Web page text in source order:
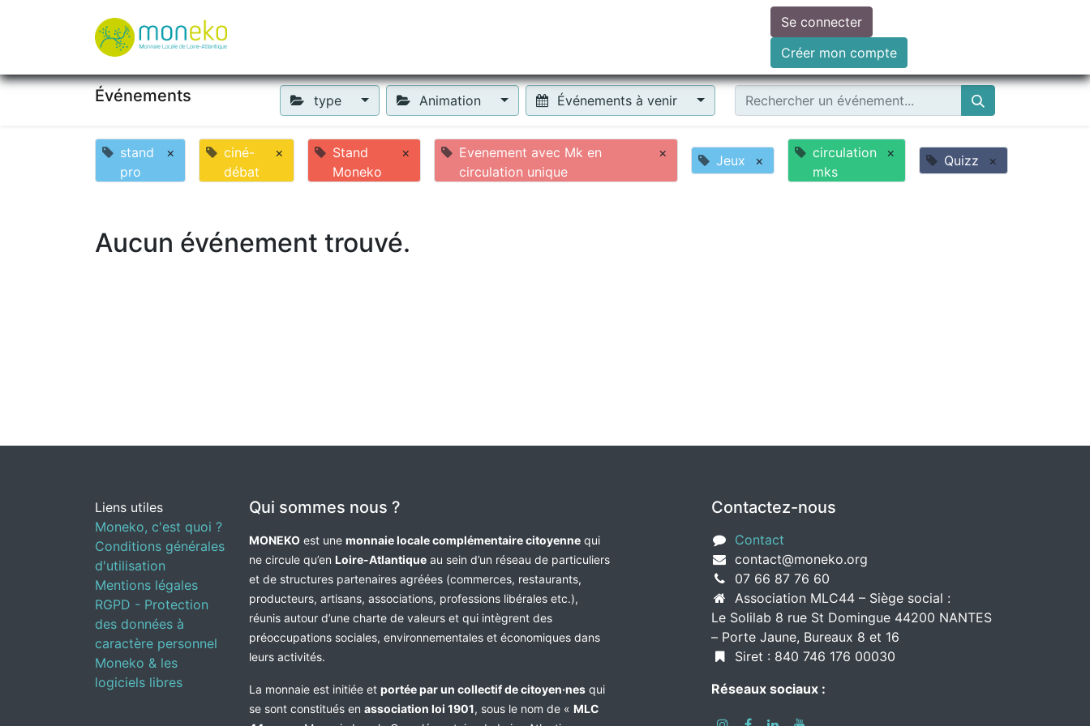
Faire un don
Se connecter
Créer mon compte
Événements type Animation Événements à venir
stand
pro
×
ciné-
débat
×
Stand
Moneko
×
Evenement avec Mk en
circulation unique
× Jeux ×
circulation
mks
× Quizz ×
Aucun événement trouvé.
Liens utiles
Moneko, c'est quoi ?
Conditions générales
d'utilisation
Mentions légales
RGPD - Protection
des données à
caractère personnel
Moneko & les
logiciels libres
Qui sommes nous ?
MONEKO est une monnaie locale complémentaire citoyenne qui
ne circule qu’en Loire-Atlantique au sein d’un réseau de particuliers
et de structures partenaires agréées (commerces, restaurants,
producteurs, artisans, associations, professions libérales etc.),
réunis autour d’une charte de valeurs et qui intègrent des
préoccupations sociales, environnementales et économiques dans
leurs activités.
La monnaie est initiée et portée par un collectif de citoyen·nes qui
se sont constitués en association loi 1901, sous le nom de « MLC
Contactez-nous
Contact
contact@moneko.org
07 66 87 76 60
Association MLC44 – Siège social :
Le Solilab 8 rue St Domingue 44200 NANTES
– Porte Jaune, Bureaux 8 et 16
Siret : 840 746 176 00030
Réseaux sociaux :